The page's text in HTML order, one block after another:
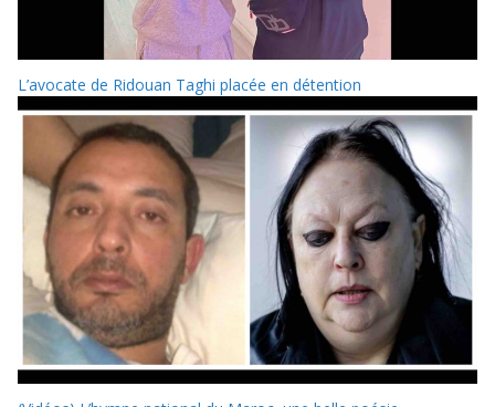
L’avocate de Ridouan Taghi placée en détention